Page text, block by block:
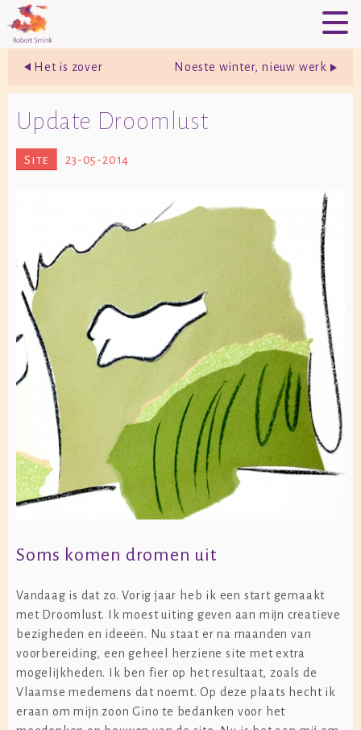
Het is zover Noeste winter, nieuw werk
Update Droomlust
Site 23-05-2014
Soms komen dromen uit
Vandaag is dat zo. Vorig jaar heb ik een start gemaakt
met Droomlust. Ik moest uiting geven aan mijn creatieve
bezigheden en ideeën. Nu staat er na maanden van
voorbereiding, een geheel herziene site met extra
mogelijkheden. Ik ben fier op het resultaat, zoals de
Vlaamse medemens dat noemt. Op deze plaats hecht ik
eraan om mijn zoon Gino te bedanken voor het